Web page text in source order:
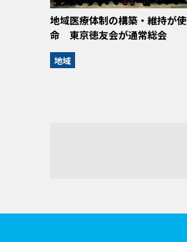
地域医療体制の構築・維持が使
命 東京徳友会が通常総会
地域